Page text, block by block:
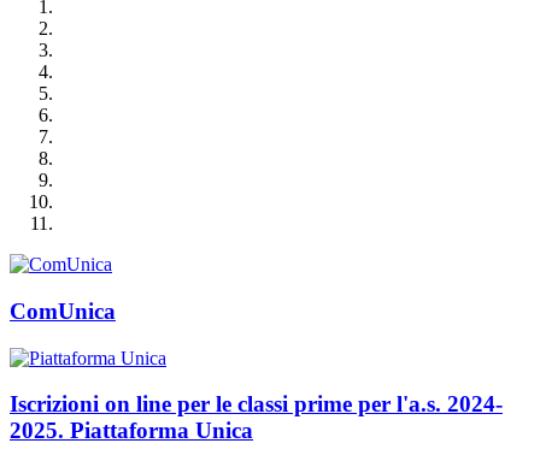
ComUnica
Iscrizioni on line per le classi prime per l'a.s. 2024-
2025. Piattaforma Unica